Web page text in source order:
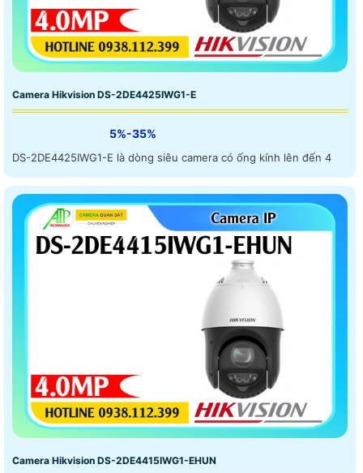
Camera Hikvision DS-2DE4425IWG1-E
5%-35%
DS-2DE4425IWG1-E là dòng siêu camera có ống kính lên đến 4
Camera Hikvision DS-2DE4415IWG1-EHUN